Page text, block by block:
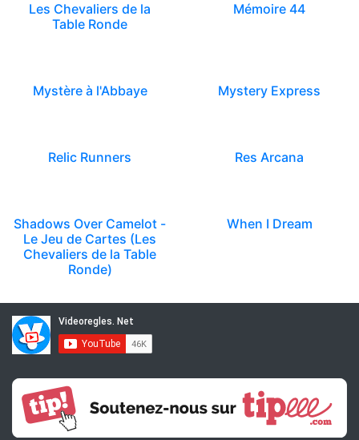
Les Chevaliers de la
Table Ronde
Mémoire 44
Mystère à l'Abbaye Mystery Express
Relic Runners Res Arcana
Shadows Over Camelot -
Le Jeu de Cartes (Les
Chevaliers de la Table
Ronde)
When I Dream